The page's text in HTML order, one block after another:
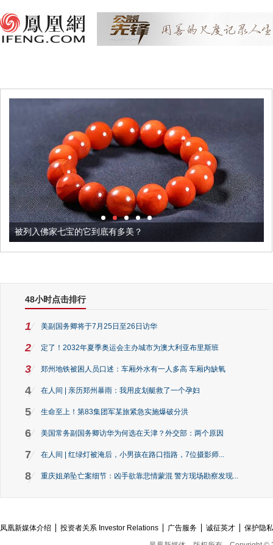
被列入佛家七宝的它到底有多美？
48小时点击排行
1 美副国务卿将于7月25日至26日访华
2 定了！2032年夏季奥运会主办城市为澳大利亚布里斯班
3 郑州地铁被困人员口述：车厢外水有一人多高 车厢内缺氧
4 在人间 | 亲历郑州暴雨：我用皮划艇救了一个孕妇
5 生命至上！第83集团军某旅紧急实施爆破分洪
6 美国常务副国务卿访华为何选在天津？外交部：两个原因
7 在人间 | 红绿灯被淹后，小男孩在路口指路，7位摄影师...
8 重庆姐弟坠亡案细节：凶手欲靠悲情蒙混 警方现场勘察发现...
凤凰新媒体介绍 投资者关系 Investor Relations 广告服务 诚征英才
保护隐